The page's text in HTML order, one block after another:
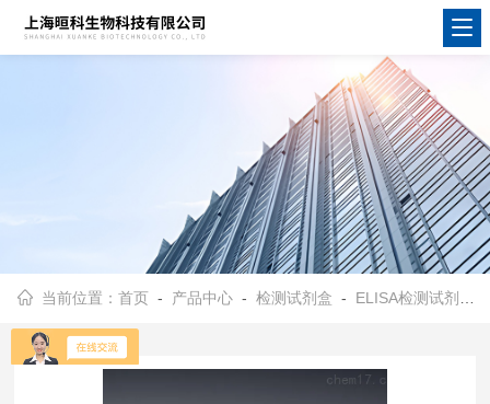
当前位置：首页 - 产品中心 -检测试剂盒 - ELISA检测试剂盒